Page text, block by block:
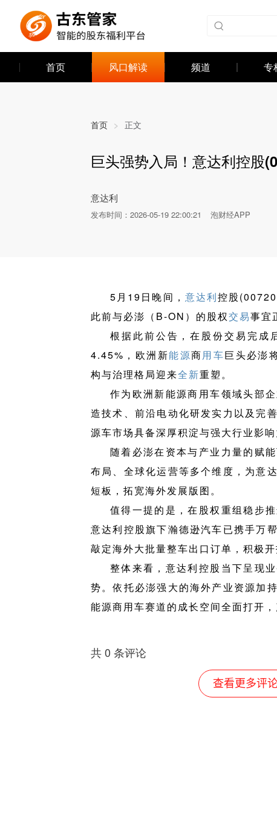
首页 风口解读 频道 专
首页 > 正文
巨头强势入局！意达利控股
发布时间： 2026-05-19 22:00:21 泡财经APP
5月19日晚间， 意达利控股
此前与必澎（B-ON）的股权交易事宜
根据此前公告，在股份交易完成
4.45%，欧洲新能源商用车巨头必澎
构与治理格局迎来全新重塑。
作为欧洲新能源商用车领域头部
造技术、前沿电动化研发实力以及完
源车市场具备深厚积淀与强大行业影响
随着必澎在资本与产业力量的赋
布局、全球化运营等多个维度，为意
短板，拓宽海外发展版图。
值得一提的是，在股权重组稳步
意达利控股旗下瀚德逊汽车已携手万
敲定海外大批量整车出口订单，积极开
整体来看，意达利控股当下呈现
势。依托必澎强大的海外产业资源加
能源商用车赛道的成长空间全面打开
共0 条评论
查看更多评